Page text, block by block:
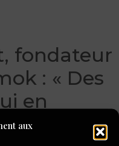
aux
fondateur
: « Des
en